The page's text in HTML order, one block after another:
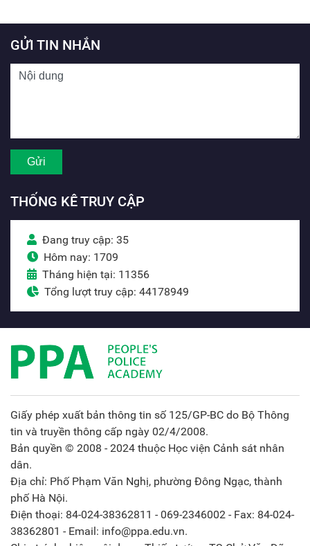
GỬI TIN NHẮN
THỐNG KÊ TRUY CẬP
Đang truy cập: 35
Hôm nay: 1709
Tháng hiện tại: 11356
Tổng lượt truy cập: 44178949
Giấy phép xuất bản thông tin số 125/GP-BC do Bộ Thông
tin và truyền thông cấp ngày 02/4/2008.
Bản quyền © 2008 - 2024 thuộc Học viện Cảnh sát nhân
dân.
Địa chỉ: Phố Phạm Văn Nghị, phường Đông Ngạc, thành
phố Hà Nội.
Điện thoại: 84-024-38362811 - 069-2346002 - Fax: 84-024-
38362801 - Email: info@ppa.edu.vn.